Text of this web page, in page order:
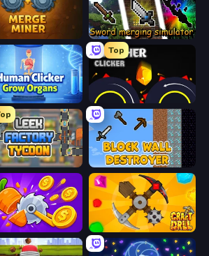
Miner Sword Merging Simulator
Human Clicker: Grow Organs
Top
Crusher Clicker
Tycoon Block Wall Destroyer
Ring Idle Craft Drill